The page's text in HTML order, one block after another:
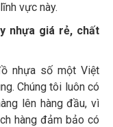
vực này.
nhựa giá rẻ, chất
nhựa số một Việt
Chúng tôi luôn có
lên hàng đầu, vì
hàng đảm bảo có